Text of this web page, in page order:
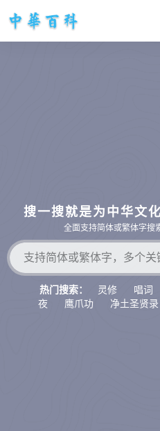
搜一搜就是为中华文
全面支持简体或繁体字搜
热门搜索： 灵修 唱词
夜
鹰爪功 净土圣贤录